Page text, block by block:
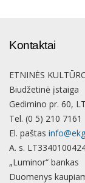
Kontaktai
ETNINĖS
Biudžetinė įstaiga
Gedimino pr. 60,
Tel. (0 5) 210 7161
El. paštas
A. s.
„Luminor“ bankas
Duomenys